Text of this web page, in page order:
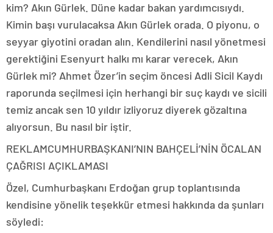
kim? Akın Gürlek. Düne kadar bakan yardımcısıydı.
Kimin başı vurulacaksa Akın Gürlek orada. O piyonu, o
seyyar giyotini oradan alın. Kendilerini nasıl yönetmesi
gerektiğini Esenyurt halkı mı karar verecek, Akın
Gürlek mi? Ahmet Özer’in seçim öncesi Adli Sicil Kaydı
raporunda seçilmesi için herhangi bir suç kaydı ve sicili
temiz ancak sen 10 yıldır izliyoruz diyerek gözaltına
alıyorsun. Bu nasıl bir iştir.
REKLAMCUMHURBAŞKANI’NIN BAHÇELİ’NİN ÖCALAN
ÇAĞRISI AÇIKLAMASI
Özel, Cumhurbaşkanı Erdoğan grup toplantısında
kendisine yönelik teşekkür etmesi hakkında da şunları
söyledi: